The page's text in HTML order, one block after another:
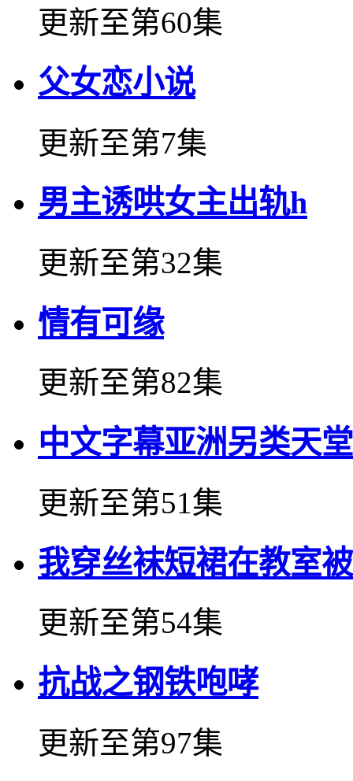
更新至第60集
父女恋小说
更新至第7集
男主诱哄女主出轨h
更新至第32集
情有可缘
更新至第82集
中文字幕亚洲另类天堂
更新至第51集
我穿丝袜短裙在教室
更新至第54集
抗战之钢铁咆哮
更新至第97集